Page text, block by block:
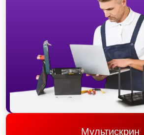
Мультискрин